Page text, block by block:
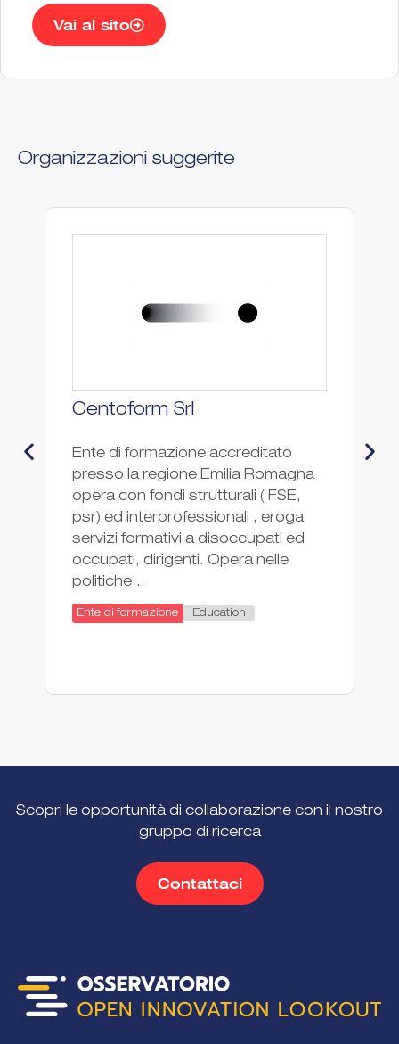
Vai al sito
Organizzazioni suggerite
Centoform Srl
Ente di formazione accreditato
presso la regione Emilia Romagna
opera con fondi strutturali ( FSE,
psr) ed interprofessionali , eroga
servizi formativi a disoccupati ed
occupati, dirigenti. Opera nelle
politiche...
Ente di formazione Education
Scopri le opportunità di collaborazione con il nostro
gruppo di ricerca
Contattaci